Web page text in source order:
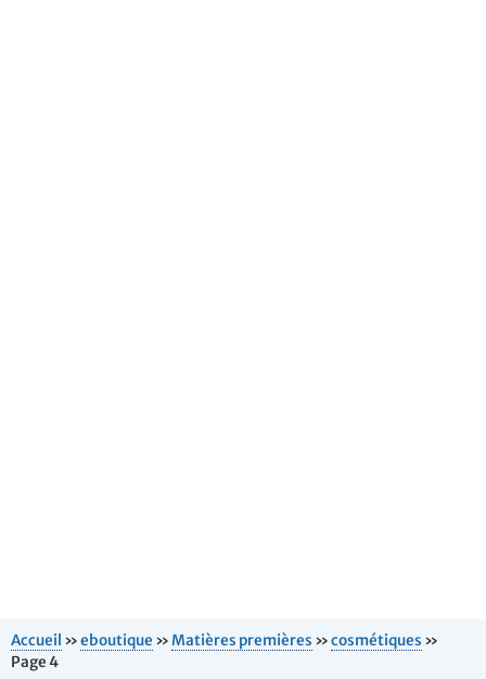
Accueil »eboutique »Matières premières »cosmétiques »
Page 4